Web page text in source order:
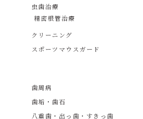
虫歯治療
精密根管治療
クリーニング
スポーツマウスガード
歯周病
歯垢・歯石
八重歯・出っ歯・すきっ歯